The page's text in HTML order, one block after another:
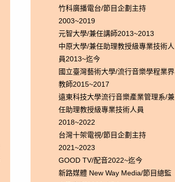
竹科廣播電台/節目企劃主持
2003~2019
元智大學/兼任講師2013~2013
中原大學/兼任助理教授級專業技術人
員2013~迄今
國立臺灣藝術大學/流行音樂學程業界
教師2015~2017
遠東科技大學流行音樂產業管理系/兼
任助理教授級專業技術人員
2018~2022
台灣十架電視/節目企劃主持
2021~2023
GOOD TV/配音2022~迄今
新路媒體 New Way Media/節目總監